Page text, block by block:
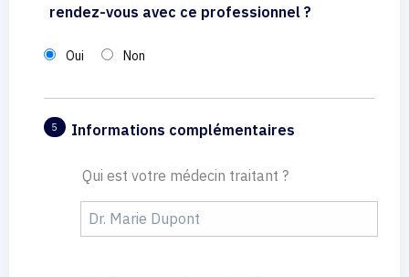
rendez-vous avec ce professionnel ?
Oui Non
5 Informations complémentaires
Qui est votre médecin traitant ?